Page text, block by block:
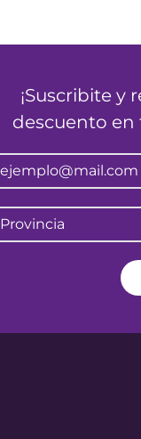
¡Suscribite y
descuento en
Provincia